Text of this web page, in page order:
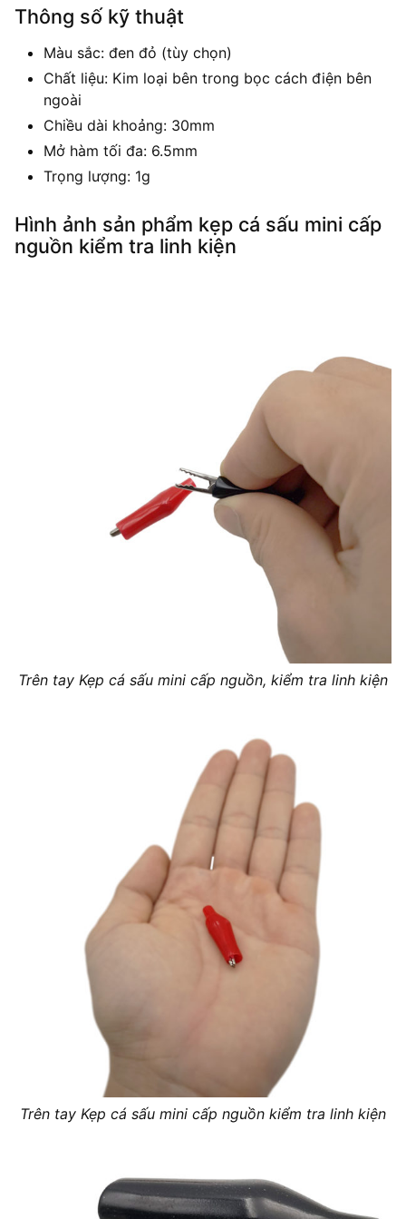
Thông số kỹ thuật
Màu sắc: đen đỏ (tùy chọn)
Chất liệu: Kim loại bên trong bọc cách điện bên
ngoài
Chiều dài khoảng: 30mm
Mở hàm tối đa: 6.5mm
Trọng lượng: 1g
Hình ảnh sản phẩm kẹp cá sấu mini cấp
nguồn kiểm tra linh kiện
Trên tay Kẹp cá sấu mini cấp nguồn, kiểm tra linh kiện
Trên tay Kẹp cá sấu mini cấp nguồn kiểm tra linh kiện